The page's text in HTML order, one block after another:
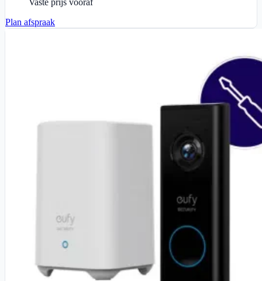
Vaste prijs vooraf
Plan afspraak